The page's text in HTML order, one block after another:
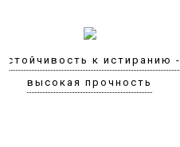
к истиранию -
высокая прочность